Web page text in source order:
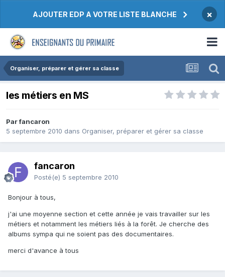
AJOUTER EDP A VOTRE LISTE BLANCHE ×
Organiser, préparer et gérer sa classe
les métiers en MS
Par fancaron
5 septembre 2010 dans Organiser, préparer et gérer sa classe
fancaron
Posté(e) 5 septembre 2010
Bonjour à tous,
j'ai une moyenne section et cette année je vais travailler sur les
métiers et notamment les métiers liés à la forêt. Je cherche des
albums sympa qui ne soient pas des documentaires.
merci d'avance à tous